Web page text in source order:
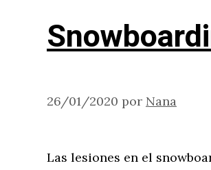
26/01/2020 por Nana
Las lesiones en el